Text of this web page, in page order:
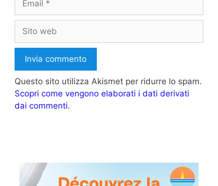
Sito
web
Questo sito utilizza Akismet per ridurre lo spam.
Scopri come vengono elaborati i dati derivati
dai commenti.